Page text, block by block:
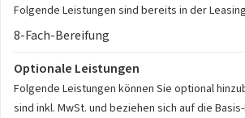
Folgende Leistungen sind bereits in der
8-Fach-Bereifung
Optionale Leistungen
Folgende Leistungen können Sie optional
sind inkl. MwSt. und beziehen sich auf die